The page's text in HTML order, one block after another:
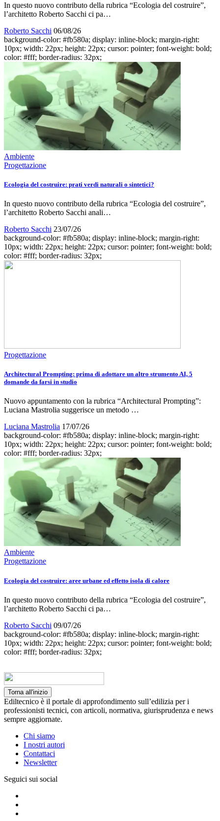
In questo nuovo contributo della rubrica “Ecologia del costruire”,
l’architetto Roberto Sacchi ci pa…
Roberto Sacchi 06/08/26
background-color: #fb580a; display: inline-block; margin-right:
10px; width: 22px; height: 22px; cursor: pointer; font-weight: bold;
color: #fff; border-radius: 32px;
Ambiente
Progettazione
Ecologia del costruire: prati verdi naturali o sintetici?
In questo nuovo contributo della rubrica “Ecologia del costruire”,
l’architetto Roberto Sacchi anali…
Roberto Sacchi 23/07/26
background-color: #fb580a; display: inline-block; margin-right:
10px; width: 22px; height: 22px; cursor: pointer; font-weight: bold;
color: #fff; border-radius: 32px;
Progettazione
Architectural Prompting: prima di adottare un altro strumento AI, 5
domande da farsi in studio
Nuovo appuntamento con la rubrica “Architectural Prompting”:
Luciana Mastrolia suggerisce un metodo …
Luciana Mastrolia 17/07/26
background-color: #fb580a; display: inline-block; margin-right:
10px; width: 22px; height: 22px; cursor: pointer; font-weight: bold;
color: #fff; border-radius: 32px;
Ambiente
Progettazione
Ecologia del costruire: aree urbane ed effetto isola di calore
In questo nuovo contributo della rubrica “Ecologia del costruire”,
l’architetto Roberto Sacchi ci pa…
Roberto Sacchi 09/07/26
background-color: #fb580a; display: inline-block; margin-right:
10px; width: 22px; height: 22px; cursor: pointer; font-weight: bold;
color: #fff; border-radius: 32px;
Torna all'inizio
Ediltecnico è il portale di approfondimento sull’edilizia per i
professionisti tecnici, con articoli, normativa, giurisprudenza e news
sempre aggiornate.
Chi siamo
I nostri autori
Contattaci
Newsletter
Seguici sui social